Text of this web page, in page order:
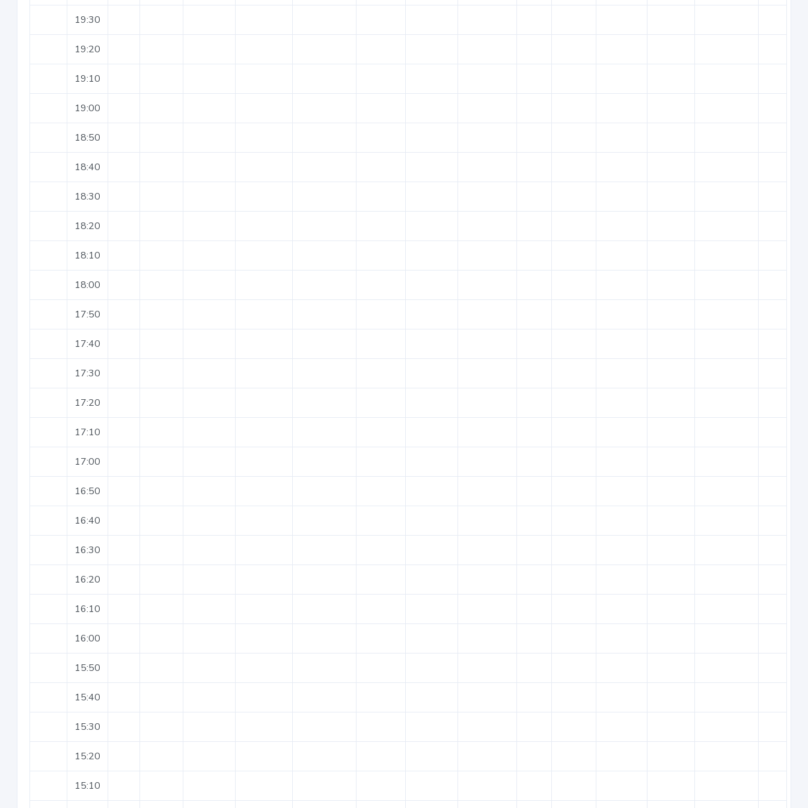
19:30
19:20
19:10
19:00
18:50
18:40
18:30
18:20
18:10
18:00
17:50
17:40
17:30
17:20
17:10
17:00
16:50
16:40
16:30
16:20
16:10
16:00
15:50
15:40
15:30
15:20
15:10